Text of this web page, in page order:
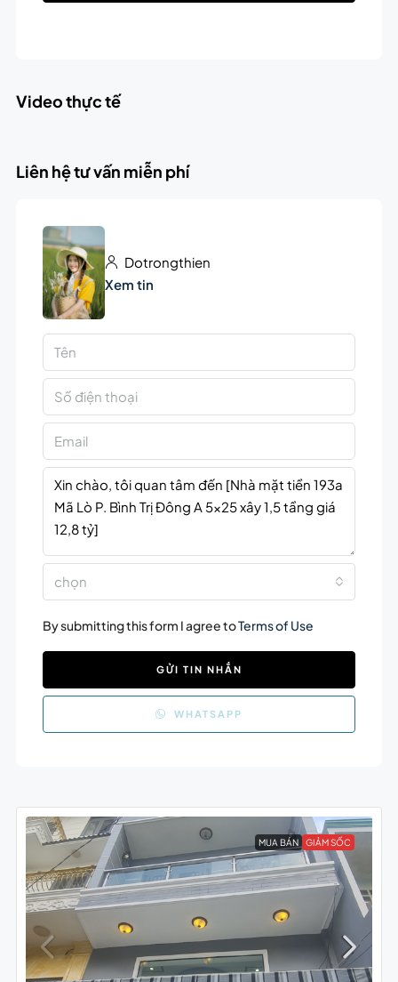
Video thực tế
Liên hệ tư vấn miễn phí
Dotrongthien
Xem tin
chọn
By submitting this form I agree toTerms of Use
GỬI TIN NHẮN
WHATSAPP
MUA BÁN GIẢM SỐC